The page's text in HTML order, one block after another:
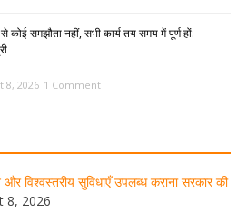
से कोई समझौता नहीं, सभी कार्य तय समय में पूर्ण हों:
8, 2026 1 Comment
विकसित करने के निर्देश
8, 2026 1 Comment
विश्वस्तरीय सुविधाएँ उपलब्ध कराना सरकार की
8, 2026